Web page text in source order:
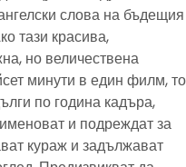
слова на бъдещия
тази красива,
но величествена
минути в един филм, то
по година кадъра,
и подреждат за
кураж и задължават